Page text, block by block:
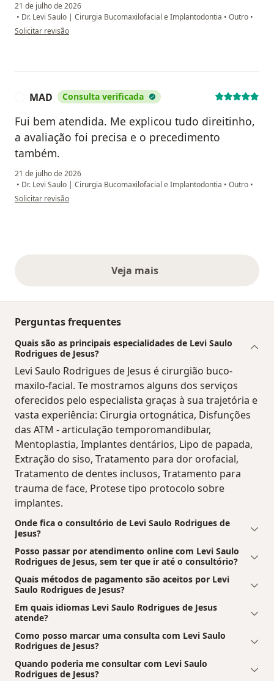
21 de julho de 2026
• Dr. Levi Saulo | Cirurgia Bucomaxilofacial e Implantodontia • Outro •
na opinião do utilizador Josilene
Solicitar revisão
MAD Consulta verificada
Fui bem atendida. Me explicou tudo direitinho,
a avaliação foi precisa e o precedimento
também.
21 de julho de 2026
• Dr. Levi Saulo | Cirurgia Bucomaxilofacial e Implantodontia • Outro •
na opinião do utilizador MAD
Solicitar revisão
Veja maisopiniões acima
Perguntas frequentes
Quais são as principais especialidades de Levi Saulo
Rodrigues de Jesus?
Levi Saulo Rodrigues de Jesus é cirurgião buco-
maxilo-facial. Te mostramos alguns dos serviços
oferecidos pelo especialista graças à sua trajetória e
vasta experiência: Cirurgia ortognática, Disfunções
das ATM - articulação temporomandibular,
Mentoplastia, Implantes dentários, Lipo de papada,
Extração do siso, Tratamento para dor orofacial,
Tratamento de dentes inclusos, Tratamento para
trauma de face, Protese tipo protocolo sobre
implantes.
Onde fica o consultório de Levi Saulo Rodrigues de
Jesus?
Posso passar por atendimento online com Levi Saulo
Rodrigues de Jesus, sem ter que ir até o consultório?
Quais métodos de pagamento são aceitos por Levi
Saulo Rodrigues de Jesus?
Em quais idiomas Levi Saulo Rodrigues de Jesus
atende?
Como posso marcar uma consulta com Levi Saulo
Rodrigues de Jesus?
Quando poderia me consultar com Levi Saulo
Rodrigues de Jesus?